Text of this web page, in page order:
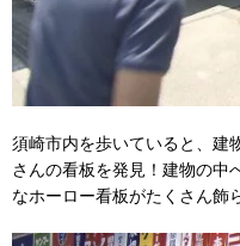
須崎市内を歩いていると、建
さんの看板を発見！建物の中
なホーロー看板がたくさん飾